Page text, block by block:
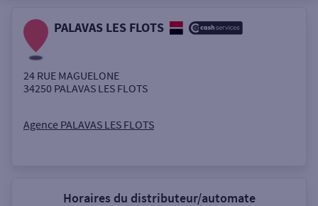
Autour de moi
PALAVAS LES FLOTS
24 RUE MAGUELONE
34250 PALAVAS LES FLOTS
Agence PALAVAS LES FLOTS
Horaires du distributeur/automate